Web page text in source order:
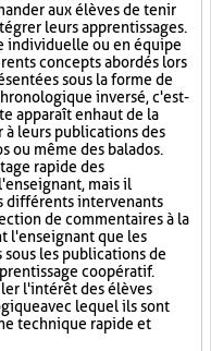
aux élèves de tenir
leurs apprentissages.
ou en équipe
concepts abordés lors
sous la forme de
inversé, c'est-
apparaît en haut de la
à leurs publications des
ou même des balados.
rapide des
mais il
différents intervenants
de commentaires à la
l'enseignant que les
les publications de
coopératif.
l'intérêt des élèves
avec lequel ils sont
technique rapide et